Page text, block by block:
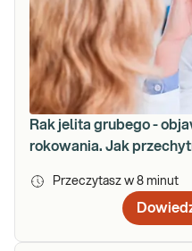
Rak jelita grubego -
rokowania. Jak
Przeczytasz w 8 minut